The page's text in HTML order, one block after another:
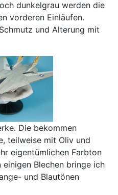
dunkelgrau werden die
vorderen Einläufen.
und Alterung mit
Die bekommen
teilweise mit Oliv und
eigentümlichen Farbton
Blechen bringe ich
und Blautönen